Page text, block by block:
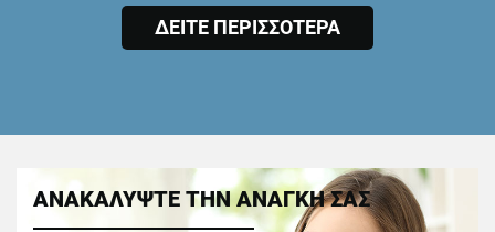
ΔΕΙΤΕ ΠΕΡΙΣΣΟΤΕΡΑ
ΑΝΑΚΑΛΥΨΤΕ ΤΗΝ ΑΝΑΓΚΗ ΣΑΣ